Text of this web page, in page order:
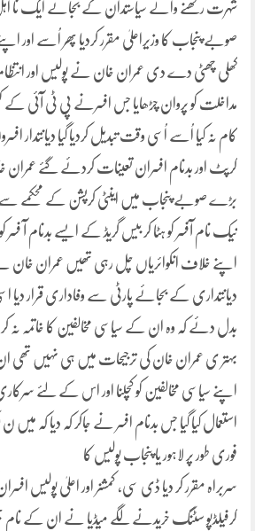
شہرت رکھنے والے سیاستدان کے بجائے ایک
صوبے پنجاب کا وزیراعلیٰ مقرر کردیا پھر اُسے اور
کھلی چھٹی دے دی عمران خان نے پولیس اور
مداخلت کو پروان چڑھایا جس افسرنے پی ٹی آئی کے
کام نہ کیا اُسے اُسی وقت تبدیل کردیا گیا دیانتدار
کرپٹ اور بدنام افسران تعینات کردئے گئے
بڑے صوبے پنجاب میں اینٹی کرپشن کے محکمے
نیک نام آفسر کو ہٹا کر بیس گریڈ کے ایسے بدنام آ فسر
اپنے خلاف انکوائریاں چل رہی تھیں عمران خان نے
دیانتداری کے بجائے پارٹی سے وفاداری قرار دیا
بدل دئے کہ وہ ان کے سیاسی مخالفین کا خاتمہ نہ
بہتر ی عمران خان کی ترجیحات میں ہی نہیں تھی
اپنے سیاسی مخالفین کو کچلنا اور اس کے لئے
استعمال کیا گیا جس بدنام افسر نے جاکر کہ دیا کہ
فوری طور پر لاہور یا پنجاب پولیس کا
سربراہ مقرر کر دیا ڈی سی، کمشنر اور اعلیٰ پولیس
کرفیلڈپو سٹنگ خریدنے لگے میڈیا نے ان کے نام